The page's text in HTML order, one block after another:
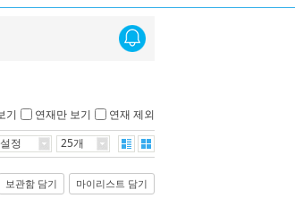
기 연재만 보기 연재 제외
정 25개
보관함 담기 마이리스트 담기